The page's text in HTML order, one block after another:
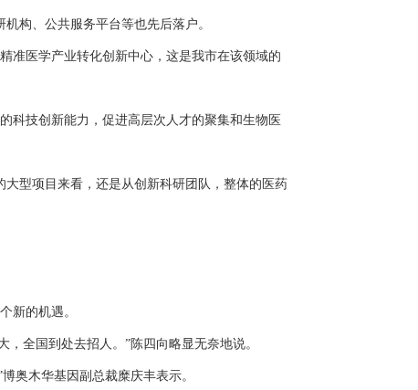
构、公共服务平台等也先后落户。
医学产业转化创新中心，这是我市在该领域的
技创新能力，促进高层次人才的聚集和生物医
型项目来看，还是从创新科研团队，整体的医药
新的机遇。
全国到处去招人。”陈四向略显无奈地说。
奥木华基因副总裁糜庆丰表示。